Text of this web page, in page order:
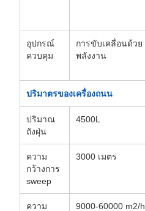
อุปกรณ์
ควบคุม
การขับเคลื่อนด้วย
พลังงาน
ปริมาตรของเครื่องถนน
ปริมาณ
ถังฝุ่น
4500L
ความ
กว้างการ
sweep
3000 เมตร
ความ 9000-60000 m2/h